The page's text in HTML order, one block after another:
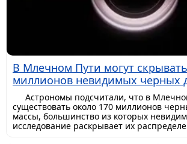
В Млечном Пути могут
миллионов невидимых черных
Астрономы подсчитали, что в
существовать около 170 миллионов
массы, большинство из которых
исследование раскрывает их